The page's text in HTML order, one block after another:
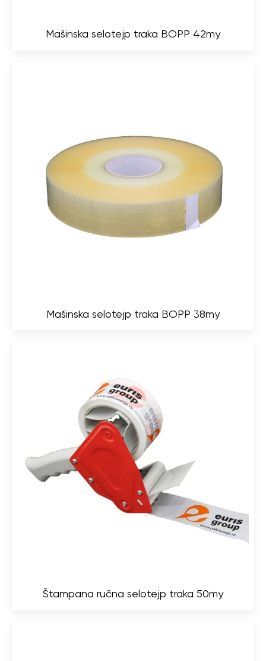
Mašinska selotejp traka BOPP 42my
Mašinska selotejp traka BOPP 38my
Štampana ručna selotejp traka 50my